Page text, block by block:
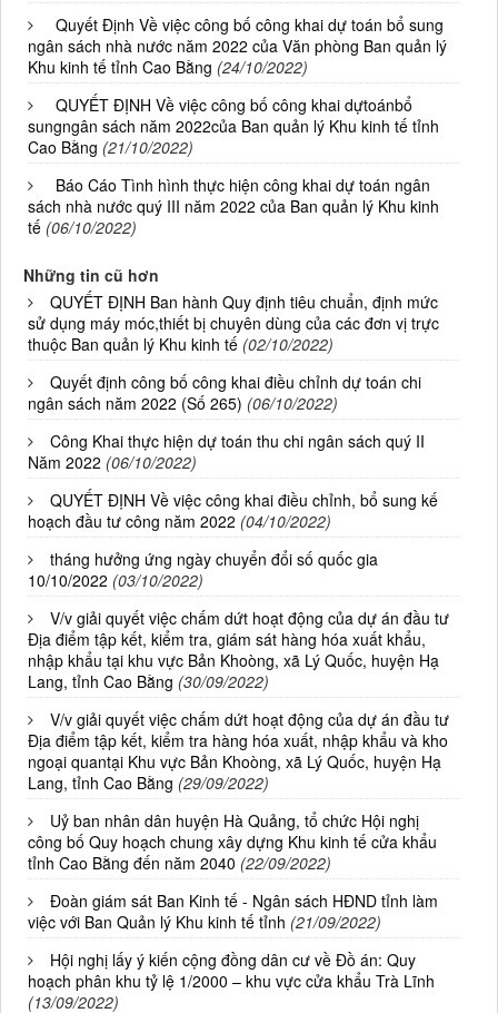
Quyết Định Về việc công bố công khai dự toán bổ sung
ngân sách nhà nước năm 2022 của Văn phòng Ban quản lý
Khu kinh tế tỉnh Cao Bằng (24/10/2022)
QUYẾT ĐỊNH Về việc công bố công khai dựtoánbổ
sungngân sách năm 2022của Ban quản lý Khu kinh tế tỉnh
Cao Bằng (21/10/2022)
Báo Cáo Tình hình thực hiện công khai dự toán ngân
sách nhà nước quý III năm 2022 của Ban quản lý Khu kinh
tế (06/10/2022)
Những tin cũ hơn
QUYẾT ĐỊNH Ban hành Quy định tiêu chuẩn, định mức
sử dụng máy móc,thiết bị chuyên dùng của các đơn vị trực
thuộc Ban quản lý Khu kinh tế (02/10/2022)
Quyết định công bố công khai điều chỉnh dự toán chi
ngân sách năm 2022 (Số 265) (06/10/2022)
Công Khai thực hiện dự toán thu chi ngân sách quý II
Năm 2022 (06/10/2022)
QUYẾT ĐỊNH Về việc công khai điều chỉnh, bổ sung kế
hoạch đầu tư công năm 2022 (04/10/2022)
tháng hưởng ứng ngày chuyển đổi số quốc gia
10/10/2022 (03/10/2022)
V/v giải quyết việc chấm dứt hoạt động của dự án đầu tư
Địa điểm tập kết, kiểm tra, giám sát hàng hóa xuất khẩu,
nhập khẩu tại khu vực Bản Khoòng, xã Lý Quốc, huyện Hạ
Lang, tỉnh Cao Bằng (30/09/2022)
V/v giải quyết việc chấm dứt hoạt động của dự án đầu tư
Địa điểm tập kết, kiểm tra hàng hóa xuất, nhập khẩu và kho
ngoại quantại Khu vực Bản Khoòng, xã Lý Quốc, huyện Hạ
Lang, tỉnh Cao Bằng (29/09/2022)
Uỷ ban nhân dân huyện Hà Quảng, tổ chức Hội nghị
công bố Quy hoạch chung xây dựng Khu kinh tế cửa khẩu
tỉnh Cao Bằng đến năm 2040 (22/09/2022)
Đoàn giám sát Ban Kinh tế - Ngân sách HĐND tỉnh làm
việc với Ban Quản lý Khu kinh tế tỉnh (21/09/2022)
Hội nghị lấy ý kiến cộng đồng dân cư về Đồ án: Quy
hoạch phân khu tỷ lệ 1/2000 – khu vực cửa khẩu Trà Lĩnh
(13/09/2022)